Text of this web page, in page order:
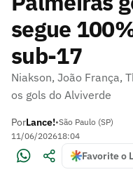
segue
sub-17
Niakson, João França,
os gols do Alviverde
PorLance!•São Paulo (SP)
11/06/202618:04
Favorite o